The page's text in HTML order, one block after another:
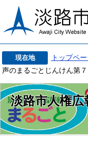
現在地 トップペ
声のまるごとじんけん第
淡路市人権